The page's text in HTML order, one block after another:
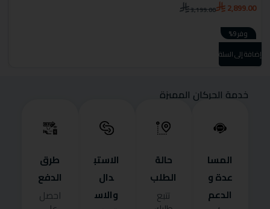
3,199.00 2,899.00
وفر 9%
إضافة إلى السلة
خدمة الحركان المميزة
المسا
عدة و
الدعم
حالة
الطلب
تتبع
الاستب
دال
والاس
طرق
الدفع
احصل